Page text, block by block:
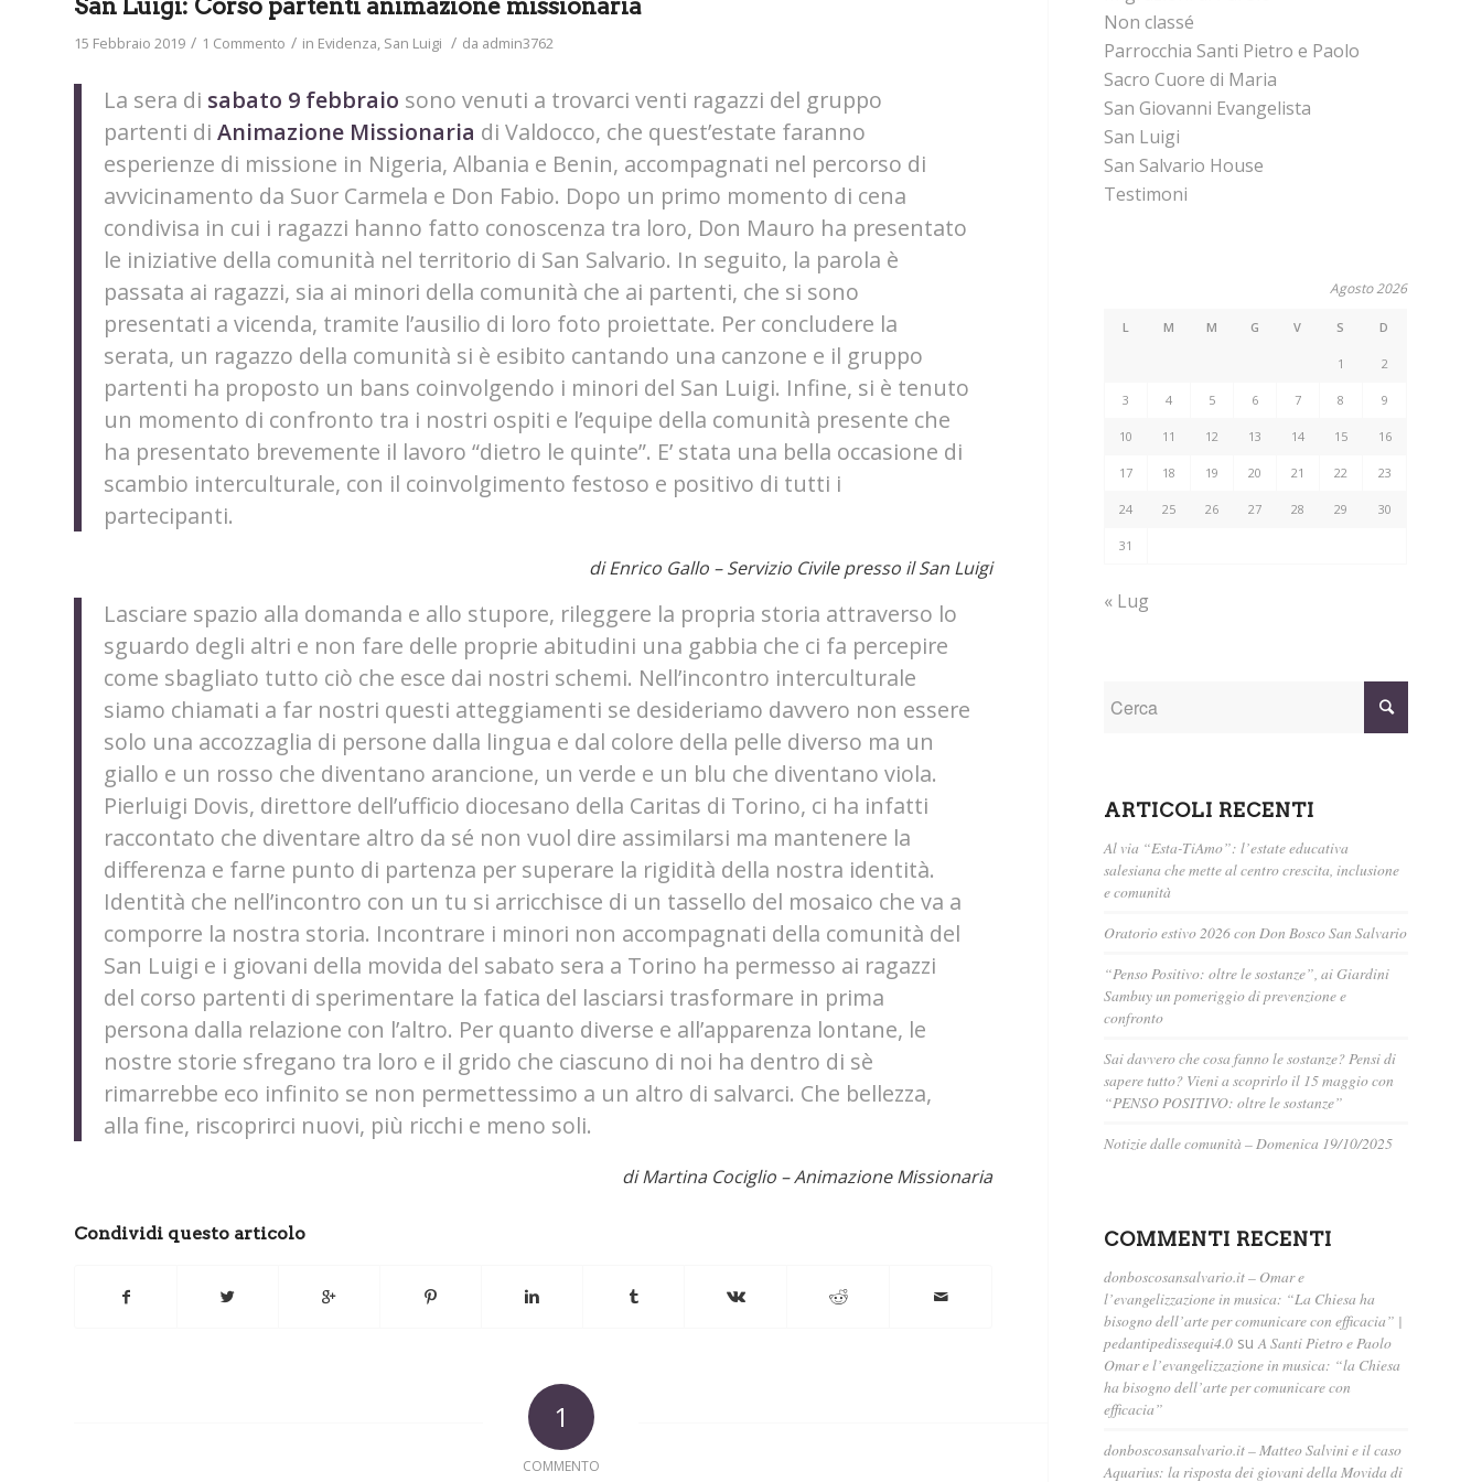
San Luigi: Corso partenti animazione missionaria
15 Febbraio 2019 / 1 Commento / in Evidenza San Luigi / da admin3762
La sera di sabato 9 febbraio sono venuti a trovarci venti ragazzi del gruppo
partenti di Animazione Missionaria di Valdocco, che quest’estate faranno
esperienze di missione in Nigeria, Albania e Benin, accompagnati nel percorso di
avvicinamento da Suor Carmela e Don Fabio. Dopo un primo momento di cena
condivisa in cui i ragazzi hanno fatto conoscenza tra loro, Don Mauro ha presentato
le iniziative della comunità nel territorio di San Salvario. In seguito, la parola è
passata ai ragazzi, sia ai minori della comunità che ai partenti, che si sono
presentati a vicenda, tramite l’ausilio di loro foto proiettate. Per concludere la
serata, un ragazzo della comunità si è esibito cantando una canzone e il gruppo
partenti ha proposto un bans coinvolgendo i minori del San Luigi. Infine, si è tenuto
un momento di confronto tra i nostri ospiti e l’equipe della comunità presente che
ha presentato brevemente il lavoro “dietro le quinte”. E’ stata una bella occasione di
scambio interculturale, con il coinvolgimento festoso e positivo di tutti i
partecipanti.
di Enrico Gallo – Servizio Civile presso il San Luigi
Lasciare spazio alla domanda e allo stupore, rileggere la propria storia attraverso lo
sguardo degli altri e non fare delle proprie abitudini una gabbia che ci fa percepire
come sbagliato tutto ciò che esce dai nostri schemi. Nell’incontro interculturale
siamo chiamati a far nostri questi atteggiamenti se desideriamo davvero non essere
solo una accozzaglia di persone dalla lingua e dal colore della pelle diverso ma un
giallo e un rosso che diventano arancione, un verde e un blu che diventano viola.
Pierluigi Dovis, direttore dell’ufficio diocesano della Caritas di Torino, ci ha infatti
raccontato che diventare altro da sé non vuol dire assimilarsi ma mantenere la
differenza e farne punto di partenza per superare la rigidità della nostra identità.
Identità che nell’incontro con un tu si arricchisce di un tassello del mosaico che va a
comporre la nostra storia. Incontrare i minori non accompagnati della comunità del
San Luigi e i giovani della movida del sabato sera a Torino ha permesso ai ragazzi
del corso partenti di sperimentare la fatica del lasciarsi trasformare in prima
persona dalla relazione con l’altro. Per quanto diverse e all’apparenza lontane, le
nostre storie sfregano tra loro e il grido che ciascuno di noi ha dentro di sè
rimarrebbe eco infinito se non permettessimo a un altro di salvarci. Che bellezza,
alla fine, riscoprirci nuovi, più ricchi e meno soli.
di Martina Cociglio – Animazione Missionaria
Condividi questo articolo
1
COMMENTO
Non classé
Parrocchia Santi Pietro e Paolo
Sacro Cuore di Maria
San Giovanni Evangelista
San Luigi
San Salvario House
Testimoni
Agosto 2026
L M M G V S D
1 2
3 4 5 6 7 8 9
10 11 12 13 14 15 16
17 18 19 20 21 22 23
24 25 26 27 28 29 30
31
« Lug
ARTICOLI RECENTI
Al via “Esta-TiAmo”: l’estate educativa
salesiana che mette al centro crescita, inclusione
e comunità
Oratorio estivo 2026 con Don Bosco San Salvario
“Penso Positivo: oltre le sostanze”, ai Giardini
Sambuy un pomeriggio di prevenzione e
confronto
Sai davvero che cosa fanno le sostanze? Pensi di
sapere tutto? Vieni a scoprirlo il 15 maggio con
“PENSO POSITIVO: oltre le sostanze”
Notizie dalle comunità – Domenica 19/10/2025
COMMENTI RECENTI
donboscosansalvario.it – Omar e
l’evangelizzazione in musica: “La Chiesa ha
bisogno dell’arte per comunicare con efficacia” |
pedantipedissequi4.0 suA Santi Pietro e Paolo
Omar e l’evangelizzazione in musica: “la Chiesa
ha bisogno dell’arte per comunicare con
efficacia”
donboscosansalvario.it – Matteo Salvini e il caso
Aquarius: la risposta dei giovani della Movida di